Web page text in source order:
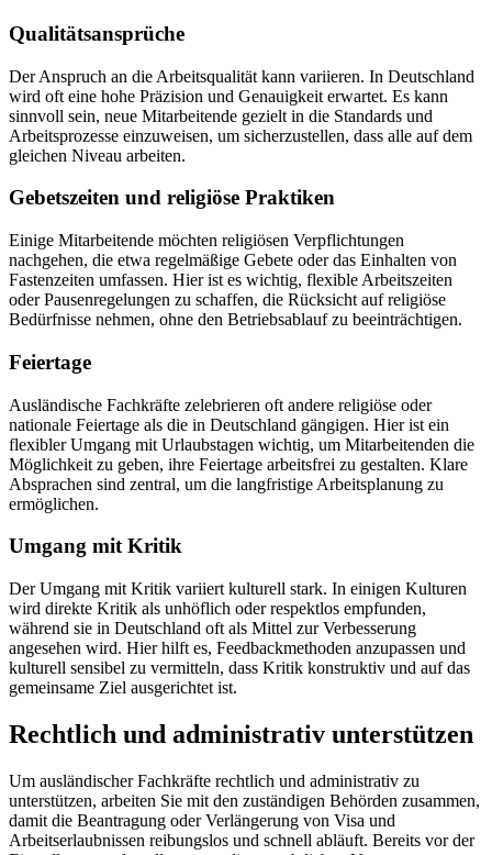
Qualitätsansprüche
Der Anspruch an die Arbeitsqualität kann variieren. In Deutschland
wird oft eine hohe Präzision und Genauigkeit erwartet. Es kann
sinnvoll sein, neue Mitarbeitende gezielt in die Standards und
Arbeitsprozesse einzuweisen, um sicherzustellen, dass alle auf dem
gleichen Niveau arbeiten.
Gebetszeiten und religiöse Praktiken
Einige Mitarbeitende möchten religiösen Verpflichtungen
nachgehen, die etwa regelmäßige Gebete oder das Einhalten von
Fastenzeiten umfassen. Hier ist es wichtig, flexible Arbeitszeiten
oder Pausenregelungen zu schaffen, die Rücksicht auf religiöse
Bedürfnisse nehmen, ohne den Betriebsablauf zu beeinträchtigen.
Feiertage
Ausländische Fachkräfte zelebrieren oft andere religiöse oder
nationale Feiertage als die in Deutschland gängigen. Hier ist ein
flexibler Umgang mit Urlaubstagen wichtig, um Mitarbeitenden die
Möglichkeit zu geben, ihre Feiertage arbeitsfrei zu gestalten. Klare
Absprachen sind zentral, um die langfristige Arbeitsplanung zu
ermöglichen.
Umgang mit Kritik
Der Umgang mit Kritik variiert kulturell stark. In einigen Kulturen
wird direkte Kritik als unhöflich oder respektlos empfunden,
während sie in Deutschland oft als Mittel zur Verbesserung
angesehen wird. Hier hilft es, Feedbackmethoden anzupassen und
kulturell sensibel zu vermitteln, dass Kritik konstruktiv und auf das
gemeinsame Ziel ausgerichtet ist.
Rechtlich und administrativ unterstützen
Um ausländischer Fachkräfte rechtlich und administrativ zu
unterstützen, arbeiten Sie mit den zuständigen Behörden zusammen,
damit die Beantragung oder Verlängerung von Visa und
Arbeitserlaubnissen reibungslos und schnell abläuft. Bereits vor der